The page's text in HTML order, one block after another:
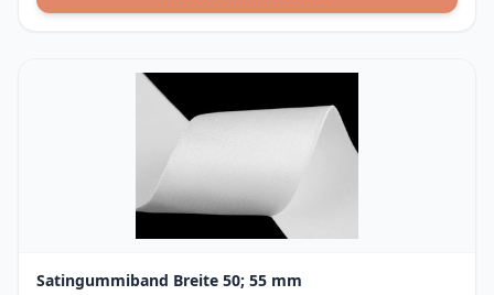
Satingummiband Breite 50; 55 mm